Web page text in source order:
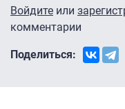
Войдите или
комментарии
Поделиться: